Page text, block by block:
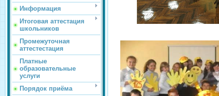
Информация
Итоговая аттестация
школьников
Промежуточная
аттестестация
Платные
образовательные
услуги
Порядок приёма